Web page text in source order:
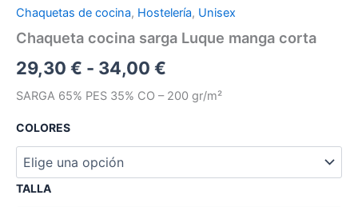
Chaquetas de cocina, Hostelería, Unisex
Chaqueta cocina sarga Luque manga corta
29,30 € - 34,00 €
SARGA 65% PES 35% CO – 200 gr/m²
COLORES
TALLA